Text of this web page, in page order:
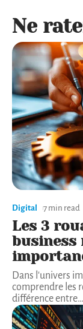
Ne
Digital 7 min read
Les 3
business
Dans l'univers
comprendre les
différence entre…